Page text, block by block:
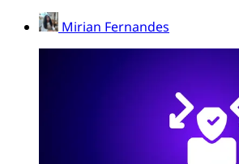
Mirian Fernandes